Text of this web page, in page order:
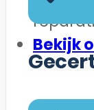
Bekijk